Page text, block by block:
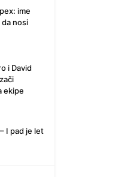
ime
nosi
i David
ekipe
I pad je let